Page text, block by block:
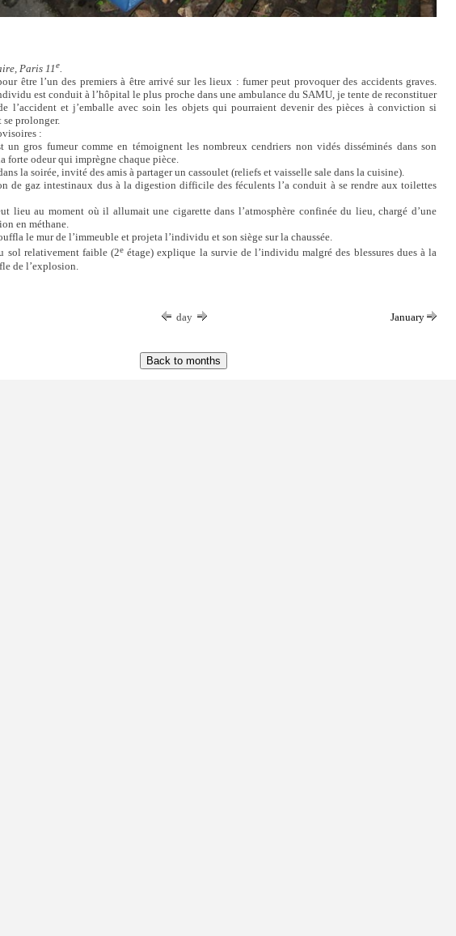
Paris 11e.
être l’un des premiers à être arrivé sur les lieux : fumer peut provoquer des accidents graves.
est conduit à l’hôpital le plus proche dans une ambulance du SAMU, je tente de reconstituer
l’accident et j’emballe avec soin les objets qui pourraient devenir des pièces à conviction si
se prolonger.
:
un gros fumeur comme en témoignent les nombreux cendriers non vidés disséminés dans son
forte odeur qui imprègne chaque pièce.
la soirée, invité des amis à partager un cassoulet (reliefs et vaisselle sale dans la cuisine).
de gaz intestinaux dus à la digestion difficile des féculents l’a conduit à se rendre aux toilettes
lieu au moment où il allumait une cigarette dans l’atmosphère confinée du lieu, chargé d’une
en méthane.
le mur de l’immeuble et projeta l’individu et son siège sur la chaussée.
sol relativement faible (2e étage) explique la survie de l’individu malgré des blessures dues à la
de l’explosion.
day January